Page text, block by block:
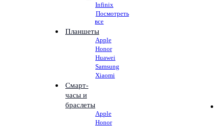
Infinix
Посмотреть
все
Планшеты
Apple
Honor
Huawei
Samsung
Xiaomi
Смарт-
часы и
браслеты
Apple
Honor